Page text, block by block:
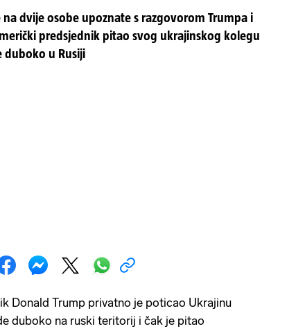
na dvije osobe upoznate s razgovorom Trumpa i
predsjednik pitao svog ukrajinskog kolegu
duboko u Rusiji
Donald Trump privatno je poticao Ukrajinu
duboko na ruski teritorij i čak je pitao